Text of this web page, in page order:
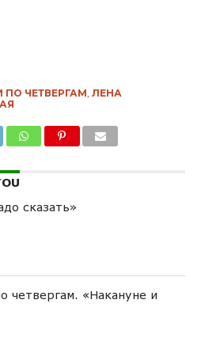
ПО ЧЕТВЕРГАМ ЛЕНА
сказать»
четвергам. «Накануне и